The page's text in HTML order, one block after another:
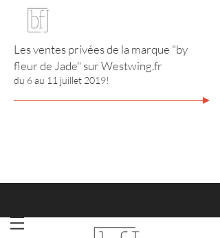
Les ventes privées de la marque "by
fleur de Jade" surWestwing.fr
du 6 au 11 juillet 2019!